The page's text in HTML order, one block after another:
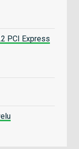
PCI Express